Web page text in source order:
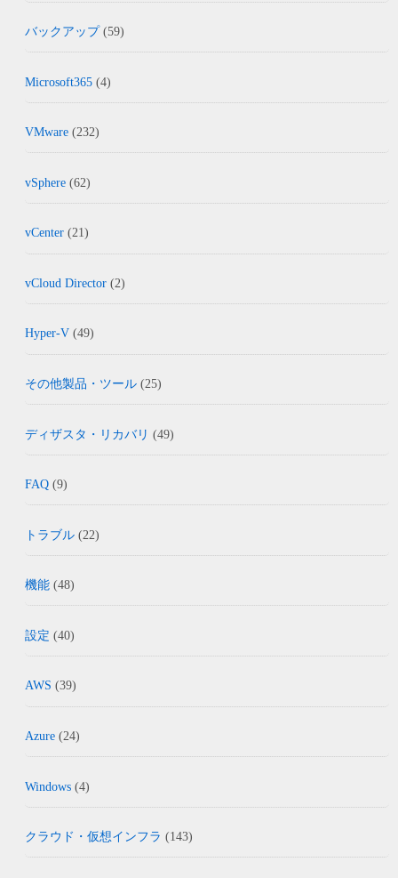
バックアップ(59)
Microsoft365 (4)
VMware (232)
vSphere (62)
vCenter (21)
vCloud Director (2)
Hyper-V (49)
その他製品・ツール (25)
ディザスタ・リカバリ (49)
FAQ (9)
トラブル (22)
機能 (48)
設定 (40)
AWS (39)
Azure (24)
Windows (4)
クラウド・仮想インフラ (143)